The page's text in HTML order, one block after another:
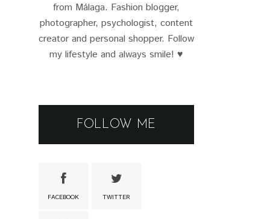
from Málaga. Fashion blogger,
photographer, psychologist, content
creator and personal shopper. Follow
my lifestyle and always smile! ♥
FOLLOW ME
FACEBOOK TWITTER